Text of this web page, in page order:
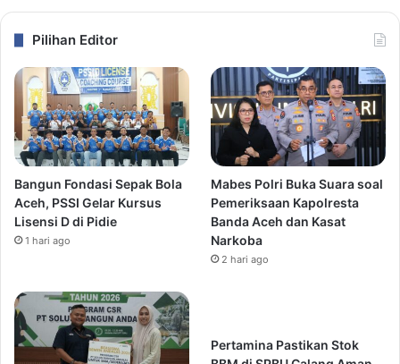
Pilihan Editor
Bangun Fondasi Sepak Bola
Aceh, PSSI Gelar Kursus
Lisensi D di Pidie
1 hari ago
Mabes Polri Buka Suara soal
Pemeriksaan Kapolresta
Banda Aceh dan Kasat
Narkoba
2 hari ago
Pertamina Pastikan Stok